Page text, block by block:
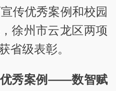
传优秀案例和校园
徐州市云龙区两项
省级表彰。
优秀案例——数智赋